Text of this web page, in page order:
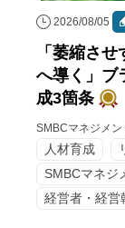
2026/08/05
「萎縮さ
へ導く」ブ
成3箇条
SMBCマネジメ
人材育成
SMBCマネジ
経営者・経営